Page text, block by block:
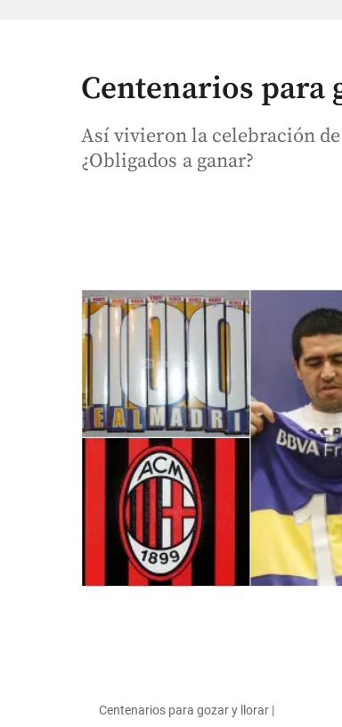
Centenarios para
Así vivieron la celebración
¿Obligados a ganar?
Centenarios para gozar y llorar |